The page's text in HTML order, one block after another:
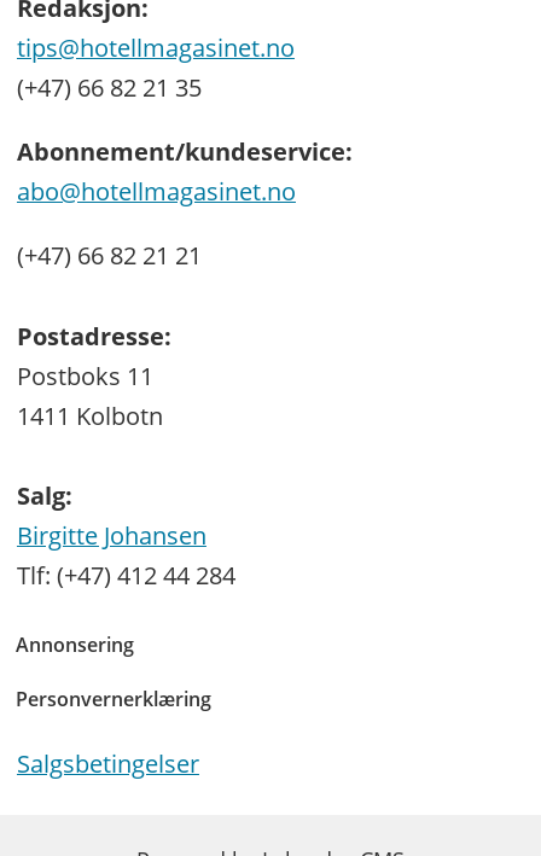
Redaksjon:
tips@hotellmagasinet.no
(+47) 66 82 21 35
Abonnement/kundeservice:
abo@hotellmagasinet.no
(+47) 66 82 21 21
Postadresse:
Postboks 11
1411 Kolbotn
Salg:
Birgitte Johansen
Tlf: (+47) 412 44 284
Annonsering
Personvernerklæring
Salgsbetingelser